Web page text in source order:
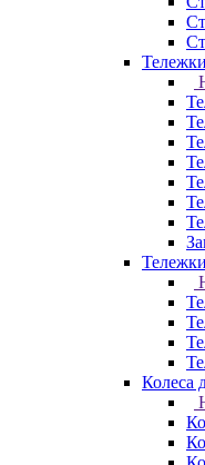
Тележки
Колеса